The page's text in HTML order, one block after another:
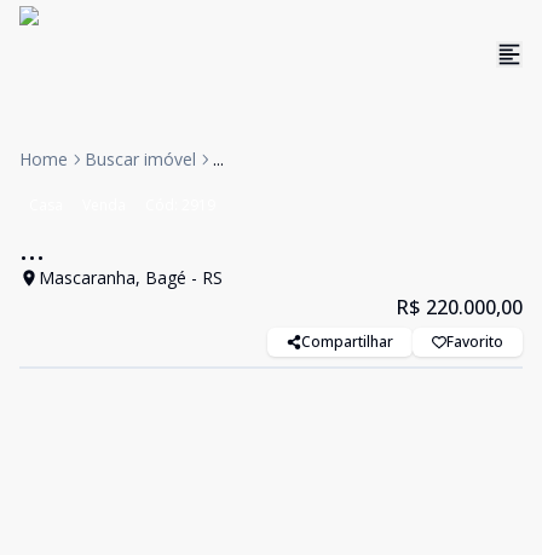
Home Buscar imóvel ...
...
Mascaranha, Bagé - RS
R$ 220.000,00
Compartilhar Favorito